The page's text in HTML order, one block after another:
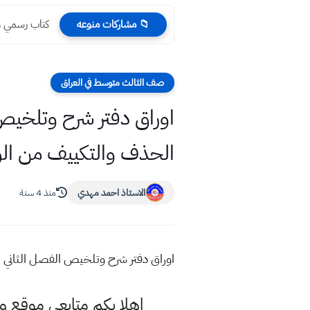
📁 مشاركات منوعه وزارة
صف الثالث متوسط في العراق
الحذف والتكييف من
الاستاذ احمد مهدي منذ 4 سنة
اوراق دفتر شرح وتلخيص الفصل الثاني رياضيات الثالث متوسط
اهلا بكم متابعي موقع